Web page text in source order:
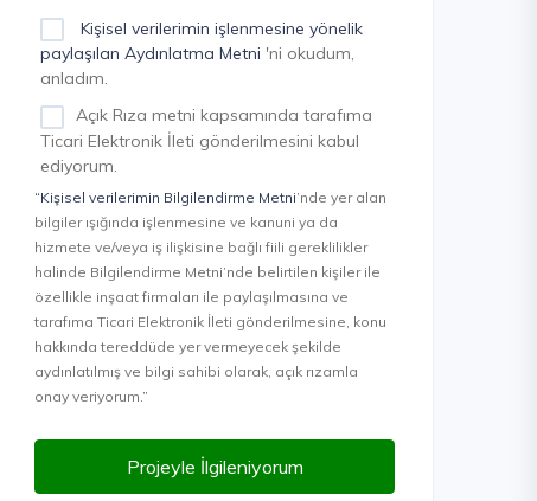
Kişisel verilerimin işlenmesine yönelik
paylaşılan Aydınlatma Metni 'ni okudum,
anladım.
Açık Rıza metni kapsamında tarafıma
Ticari Elektronik İleti gönderilmesini kabul
ediyorum.
“Kişisel verilerimin Bilgilendirme Metni’nde yer alan
bilgiler ışığında işlenmesine ve kanuni ya da
hizmete ve/veya iş ilişkisine bağlı fiili gereklilikler
halinde Bilgilendirme Metni’nde belirtilen kişiler ile
özellikle inşaat firmaları ile paylaşılmasına ve
tarafıma Ticari Elektronik İleti gönderilmesine, konu
hakkında tereddüde yer vermeyecek şekilde
aydınlatılmış ve bilgi sahibi olarak, açık rızamla
onay veriyorum.”
Projeyle İlgileniyorum